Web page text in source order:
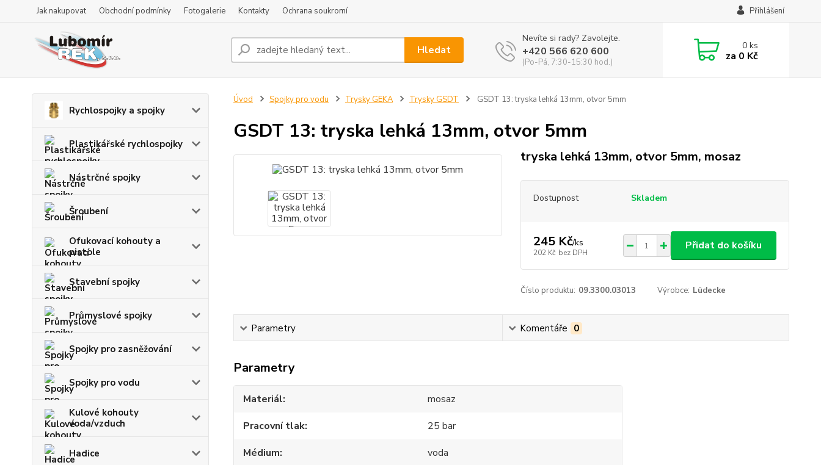
Jak nakupovat Obchodní podmínky Fotogalerie Kontakty Ochrana soukromí Přihlášení
Hledat
Nevíte si rady? Zavolejte.
+420 566 620 600
(Po-Pá, 7:30-15:30 hod.)
0ks
za 0 Kč
Rychlospojky a spojky
Plastikářské rychlospojky
Nástrčné spojky
Šroubení
Ofukovací kohouty a
pistole
Stavební spojky
Průmyslové spojky
Spojky pro zasněžování
Spojky pro vodu
Kulové kohouty
voda/vzduch
Hadice
Úvod Spojky pro vodu Trysky GEKA Trysky GSDT GSDT 13: tryska lehká 13mm, otvor 5mm
GSDT 13: tryska lehká 13mm, otvor 5mm
tryska lehká 13mm, otvor 5mm, mosaz
Dostupnost Skladem
245 Kč/ks
202 Kč bez DPH
Přidat do košíku
Číslo produktu: 09.3300.03013 Výrobce: Lüdecke
Parametry Komentáře 0
Parametry
Materiál
mosaz
Pracovní tlak
25 bar
Médium
voda